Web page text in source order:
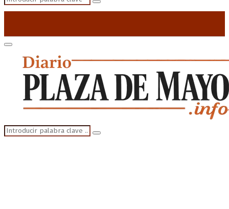
Search
Primary
Menu
Search
for:
Search